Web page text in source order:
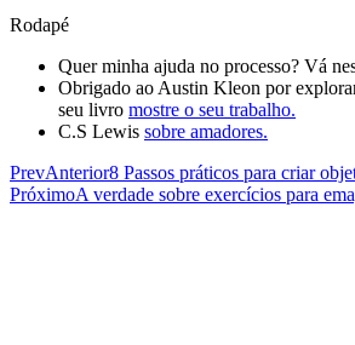
Rodapé​
Quer minha ajuda no processo? Vá
Obrigado ao Austin Kleon por
seu livro mostre o seu trabalho.
C.S Lewis sobre amadores.
PrevAnterior8 Passos práticos para criar
PróximoA verdade sobre exercícios para